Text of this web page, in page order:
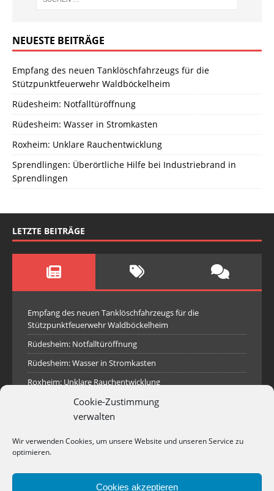
Cookie-Zustimmung
verwalten
Wir verwenden Cookies, um unsere Website und unseren Service zu
optimieren.
Cookies akzeptieren
NEUESTE BEITRÄGE
Empfang des neuen Tanklöschfahrzeugs für die
Stützpunktfeuerwehr Waldböckelheim
Rüdesheim: Notfalltüröffnung
Rüdesheim: Wasser in Stromkasten
Roxheim: Unklare Rauchentwicklung
Sprendlingen: Überörtliche Hilfe bei Industriebrand in
Sprendlingen
LETZTE BEITRÄGE
Empfang des neuen Tanklöschfahrzeugs für die
Stützpunktfeuerwehr Waldböckelheim
Rüdesheim: Notfalltüröffnung
Rüdesheim: Wasser in Stromkasten
Roxheim: Unklare Rauchentwicklung
Sprendlingen: Überörtliche Hilfe bei Industriebrand in
Sprendlingen
Rüdesheim: Aufgerissener Dieseltank